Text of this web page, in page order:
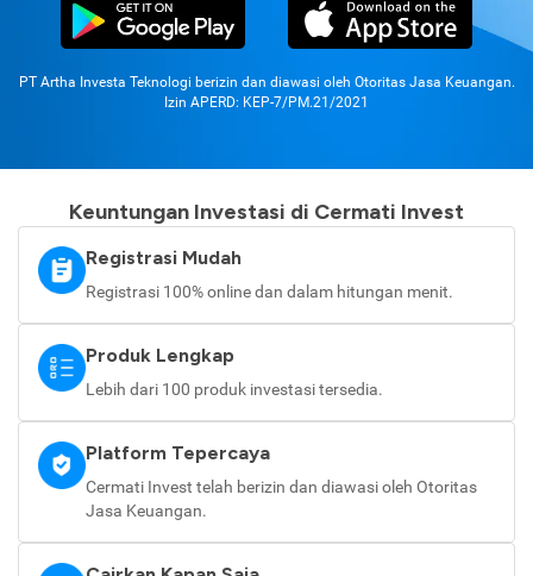
PT Artha Investa Teknologi berizin dan diawasi oleh Otoritas Jasa Keuangan.
Izin APERD: KEP-7/PM.21/2021
Keuntungan Investasi di Cermati Invest
Registrasi Mudah
Registrasi 100% online dan dalam hitungan menit.
Produk Lengkap
Lebih dari 100 produk investasi tersedia.
Platform Tepercaya
Cermati Invest telah berizin dan diawasi oleh Otoritas
Jasa Keuangan.